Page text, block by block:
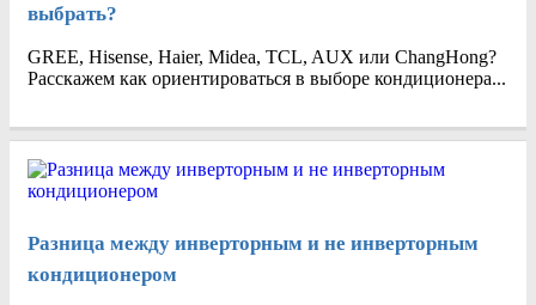
выбрать?
GREE, Hisense, Haier, Midea, TCL, AUX или ChangHong?
Расскажем как ориентироваться в выборе кондиционера...
Разница между инверторным и не инверторным
кондиционером